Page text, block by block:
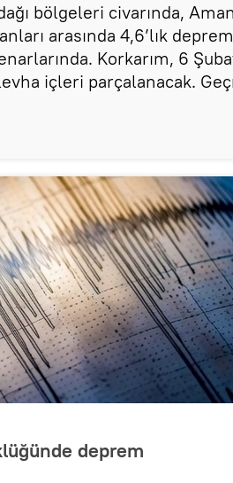
bölgeleri civarında,
arasında 4,6’lık
Korkarım, 6
içleri parçalanacak.
deprem